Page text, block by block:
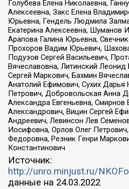
Голубева Елена Николаевна,
Алексеевна, Закс Елена
Юрьевна, Гендель Людмила
Екатерина Алексеевна, Шуманов
Арапова Галина Юрьевна,
Прохоров Вадим Юрьевич,
Подузов Сергей Васильевич,
Вячеславовна, Литинский
Сергей Маркович, Бахмин
Анатолий Ефимович, Сухих Дарья
Петрович, Добровольская Анна
Александра Евгеньевна, Смирнов
Александрович, Вицин Сергей
Андреевич, Левинсон Лев
Иосифовна, Орлов Олег
Федоровна, Резник Генри
Константинович
Источник:
http://unro.minjust.ru/
данные на 24.03.2022